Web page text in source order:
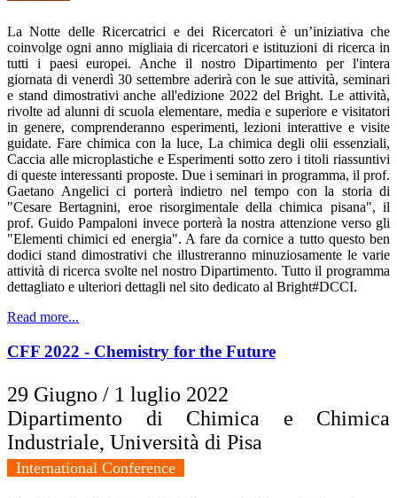
La Notte delle Ricercatrici e dei Ricercatori è un’iniziativa che
coinvolge ogni anno migliaia di ricercatori e istituzioni di ricerca in
tutti i paesi europei. Anche il nostro Dipartimento per l'intera
giornata di venerdì 30 settembre aderirà con le sue attività, seminari
e stand dimostrativi anche all'edizione 2022 del Bright. Le attività,
rivolte ad alunni di scuola elementare, media e superiore e visitatori
in genere, comprenderanno esperimenti, lezioni interattive e visite
guidate. Fare chimica con la luce, La chimica degli olii essenziali,
Caccia alle microplastiche e Esperimenti sotto zero i titoli riassuntivi
di queste interessanti proposte. Due i seminari in programma, il prof.
Gaetano Angelici ci porterà indietro nel tempo con la storia di
"Cesare Bertagnini, eroe risorgimentale della chimica pisana", il
prof. Guido Pampaloni invece porterà la nostra attenzione verso gli
"Elementi chimici ed energia". A fare da cornice a tutto questo ben
dodici stand dimostrativi che illustreranno minuziosamente le varie
attività di ricerca svolte nel nostro Dipartimento. Tutto il programma
dettagliato e ulteriori dettagli nel sito dedicato al Bright#DCCI.
Read more...
CFF 2022 - Chemistry for the Future
29 Giugno / 1 luglio 2022
Dipartimento di Chimica e Chimica
Industriale, Università di Pisa
International Conference